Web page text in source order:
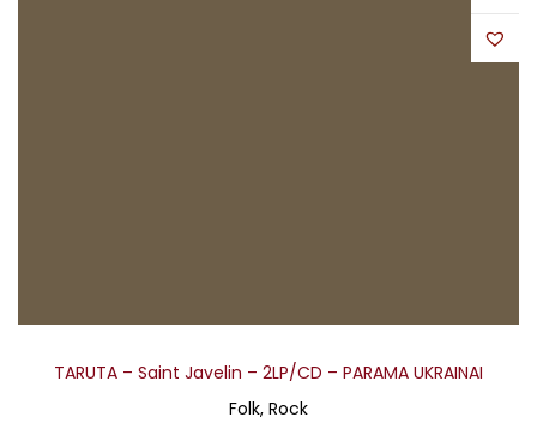
TARUTA – Saint Javelin – 2LP/CD – PARAMA UKRAINAI
Folk, Rock